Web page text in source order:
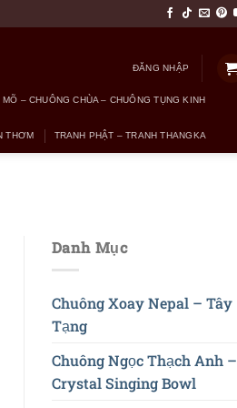
ĐĂNG NHẬP
MÕ – CHUÔNG CHÙA – CHUÔNG TỤNG KINH
THƠM TRANH PHẬT – TRANH THANGKA
Danh Mục
Chuông Xoay Nepal – Tây
Tạng
Chuông Ngọc Thạch Anh –
Crystal Singing Bowl